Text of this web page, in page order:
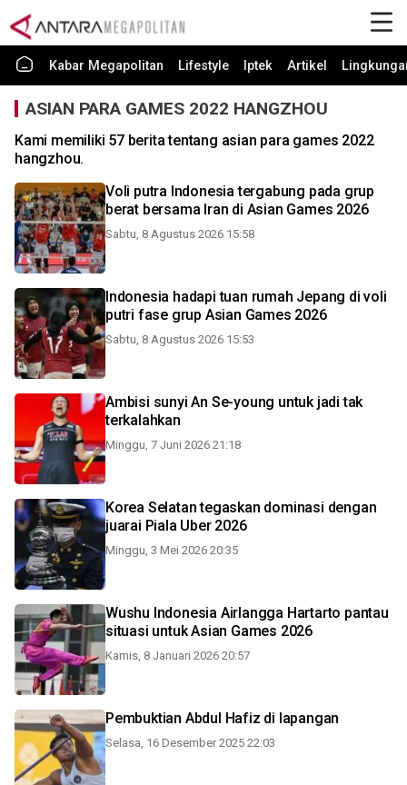
Kabar Megapolitan Lifestyle Iptek Artikel
ASIAN PARA GAMES 2022 HANGZHOU
Kami memiliki 57 berita tentang asian para games 2022
hangzhou.
Voli putra Indonesia tergabung pada grup
berat bersama Iran di Asian Games 2026
Sabtu, 8 Agustus 2026 15:58
Indonesia hadapi tuan rumah Jepang di voli
putri fase grup Asian Games 2026
Sabtu, 8 Agustus 2026 15:53
Ambisi sunyi An Se-young untuk jadi tak
terkalahkan
Minggu, 7 Juni 2026 21:18
Korea Selatan tegaskan dominasi dengan
juarai Piala Uber 2026
Minggu, 3 Mei 2026 20:35
Wushu Indonesia Airlangga Hartarto pantau
situasi untuk Asian Games 2026
Kamis, 8 Januari 2026 20:57
Pembuktian Abdul Hafiz di lapangan
Selasa, 16 Desember 2025 22:03